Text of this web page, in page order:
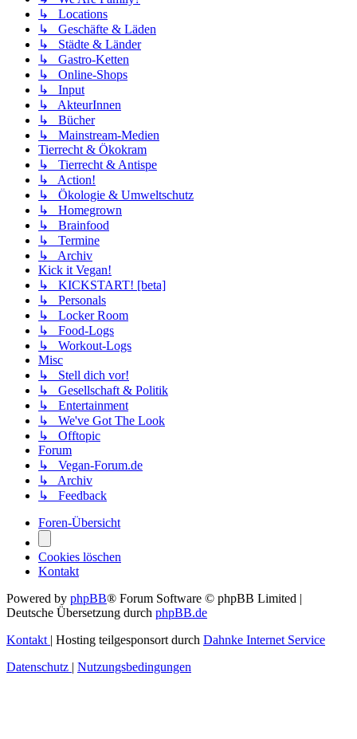
↳ Locations
↳ Geschäfte & Läden
↳ Städte & Länder
↳ Gastro-Ketten
↳ Online-Shops
↳ Input
↳ AkteurInnen
↳ Bücher
↳ Mainstream-Medien
Tierrecht & Ökokram
↳ Tierrecht & Antispe
↳ Action!
↳ Ökologie & Umweltschutz
↳ Homegrown
↳ Brainfood
↳ Termine
↳ Archiv
Kick it Vegan!
↳ KICKSTART! [beta]
↳ Personals
↳ Locker Room
↳ Food-Logs
↳ Workout-Logs
Misc
↳ Stell dich vor!
↳ Gesellschaft & Politik
↳ Entertainment
↳ We've Got The Look
↳ Offtopic
Forum
↳ Vegan-Forum.de
↳ Archiv
↳ Feedback
Foren-Übersicht
Cookies löschen
Kontakt
Powered by phpBB® Forum Software © phpBB Limited
Deutsche Übersetzung durch phpBB.de
Kontakt
Hosting teilgesponsort durch Dahnke Internet Service
Datenschutz
Nutzungsbedingungen